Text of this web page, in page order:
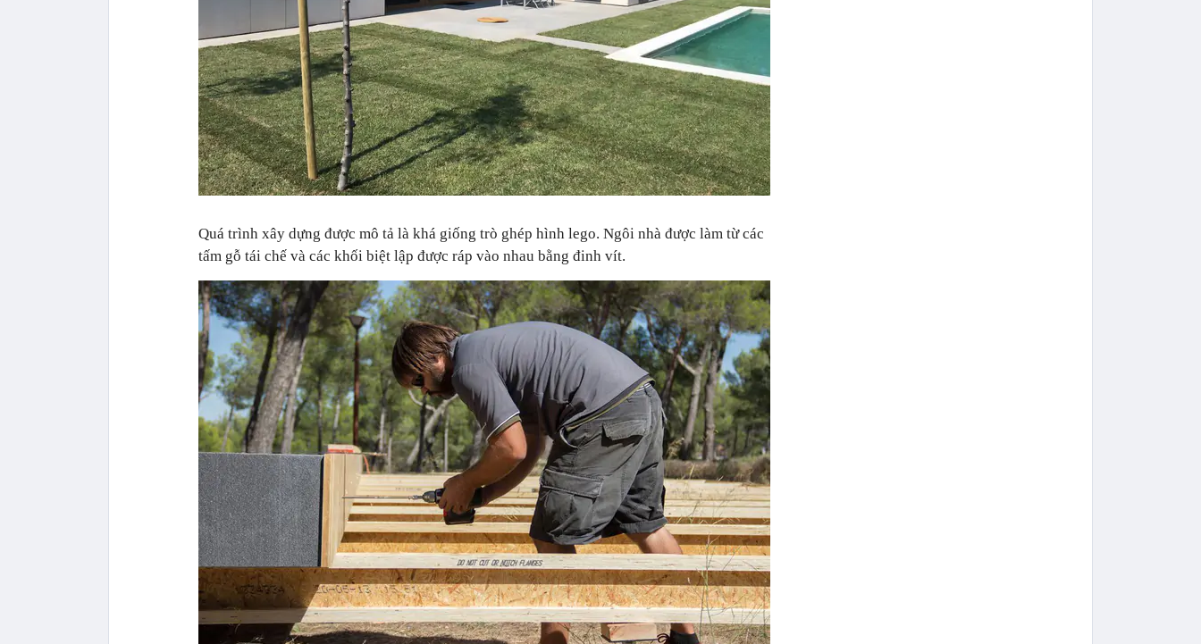
Quá trình xây dựng được mô tả là khá giống trò ghép hình lego. Ngôi nhà được làm từ các
tấm gỗ tái chế và các khối biệt lập được ráp vào nhau bằng đinh vít.